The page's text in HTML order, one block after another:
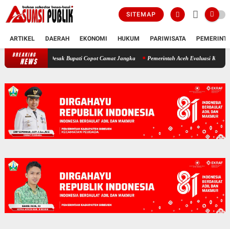
SITEMAP
ARTIKEL DAERAH EKONOMI HUKUM PARIWISATA
BREAKING
NEWS Polemik SKT Korban Bencana di Bireuen: Pimpinan DPRK Desak Bupati